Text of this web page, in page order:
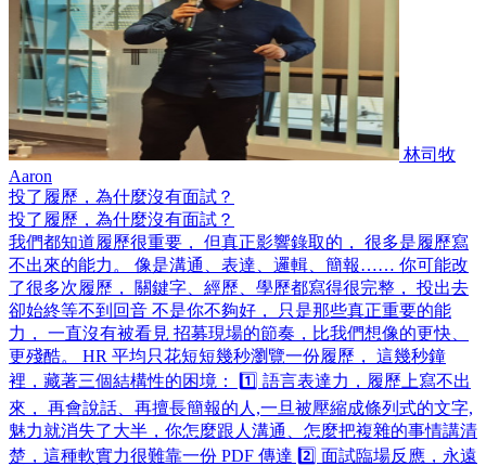
林司牧
Aaron
投了履歷，為什麼沒有面試？
投了履歷，為什麼沒有面試？
我們都知道履歷很重要， 但真正影響錄取的， 很多是履歷寫
不出來的能力。 像是溝通、表達、邏輯、簡報…… 你可能改
了很多次履歷， 關鍵字、經歷、學歷都寫得很完整， 投出去
卻始終等不到回音 不是你不夠好， 只是那些真正重要的能
力， 一直沒有被看見 招募現場的節奏，比我們想像的更快、
更殘酷。 HR 平均只花短短幾秒瀏覽一份履歷， 這幾秒鐘
裡，藏著三個結構性的困境： 1️⃣ 語言表達力，履歷上寫不出
來， 再會說話、再擅長簡報的人,一旦被壓縮成條列式的文字,
魅力就消失了大半，你怎麼跟人溝通、怎麼把複雜的事情講清
楚，這種軟實力很難靠一份 PDF 傳達 2️⃣ 面試臨場反應，永遠